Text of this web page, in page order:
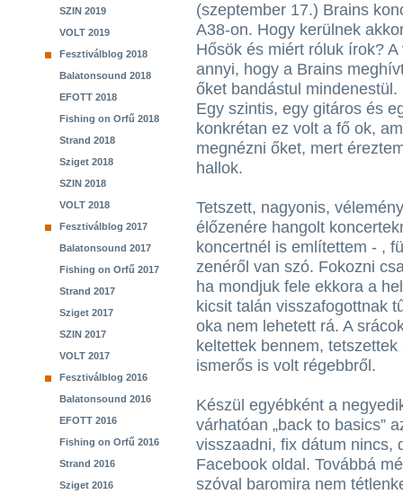
SZIN 2019
VOLT 2019
Fesztiválblog 2018
Balatonsound 2018
EFOTT 2018
Fishing on Orfű 2018
Strand 2018
Sziget 2018
SZIN 2018
VOLT 2018
Fesztiválblog 2017
Balatonsound 2017
Fishing on Orfű 2017
Strand 2017
Sziget 2017
SZIN 2017
VOLT 2017
Fesztiválblog 2016
Balatonsound 2016
EFOTT 2016
Fishing on Orfű 2016
Strand 2016
Sziget 2016
(szeptember 17.) Brains
A38-on. Hogy kerülnek
Hősök és miért róluk írok? A
annyi, hogy a Brains
őket bandástul
Egy szintis, egy gitáros és
konkrétan ez volt a fő ok,
megnézni őket, mert
hallok.
Tetszett, nagyonis,
élőzenére hangolt
koncertnél is említettem - ,
zenéről van szó. Fokozni
ha mondjuk fele ekkora a
kicsit talán visszafogottnak
oka nem lehetett rá. A
keltettek bennem,
ismerős is volt régebbről.
Készül egyébként a
várhatóan „back to basics”
visszaadni, fix dátum nincs,
Facebook oldal. Továbbá
szóval baromira nem